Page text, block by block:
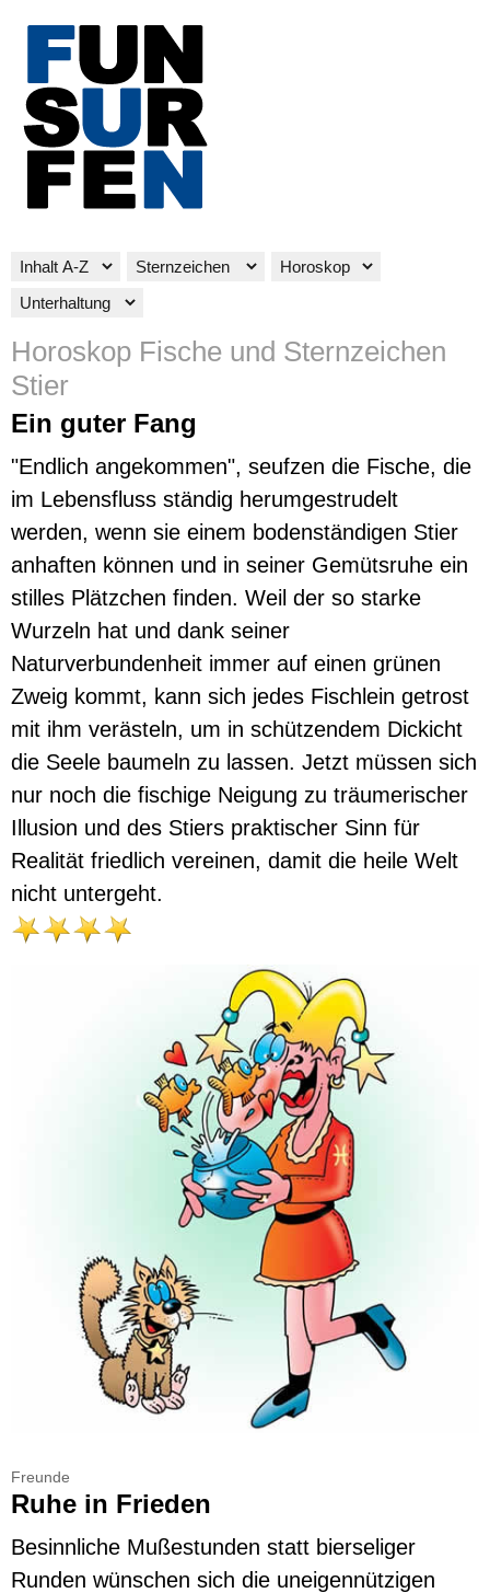
Horoskop Fische und Sternzeichen
Stier
Ein guter Fang
"Endlich angekommen", seufzen die Fische, die
im Lebensfluss ständig herumgestrudelt
werden, wenn sie einem bodenständigen Stier
anhaften können und in seiner Gemütsruhe ein
stilles Plätzchen finden. Weil der so starke
Wurzeln hat und dank seiner
Naturverbundenheit immer auf einen grünen
Zweig kommt, kann sich jedes Fischlein getrost
mit ihm verästeln, um in schützendem Dickicht
die Seele baumeln zu lassen. Jetzt müssen sich
nur noch die fischige Neigung zu träumerischer
Illusion und des Stiers praktischer Sinn für
Realität friedlich vereinen, damit die heile Welt
nicht untergeht.
Freunde
Ruhe in Frieden
Besinnliche Mußestunden statt bierseliger
Runden wünschen sich die uneigennützigen